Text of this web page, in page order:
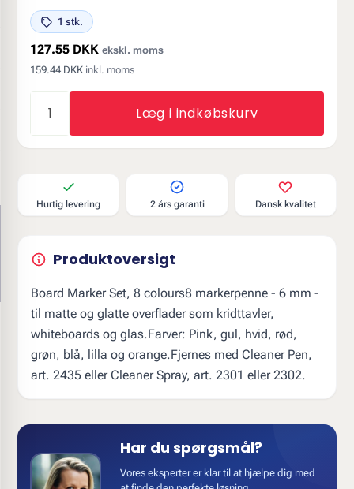
1 stk.
127.55 DKK ekskl. moms
159.44 DKK inkl. moms
Læg i indkøbskurv
Hurtig levering 2 års garanti Dansk kvalitet
Produktoversigt
Board Marker Set, 8 colours8 markerpenne - 6 mm -
til matte og glatte overflader som kridttavler,
whiteboards og glas.Farver: Pink, gul, hvid, rød,
grøn, blå, lilla og orange.Fjernes med Cleaner Pen,
art. 2435 eller Cleaner Spray, art. 2301 eller 2302.
Har du spørgsmål?
Vores eksperter er klar til at hjælpe dig med